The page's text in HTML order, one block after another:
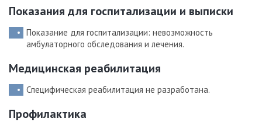
Показания для госпитализации и выписки
Показание для госпитализации: невозможность
амбулаторного обследования и лечения.
Медицинская реабилитация
Специфическая реабилитация не разработана.
Профилактика